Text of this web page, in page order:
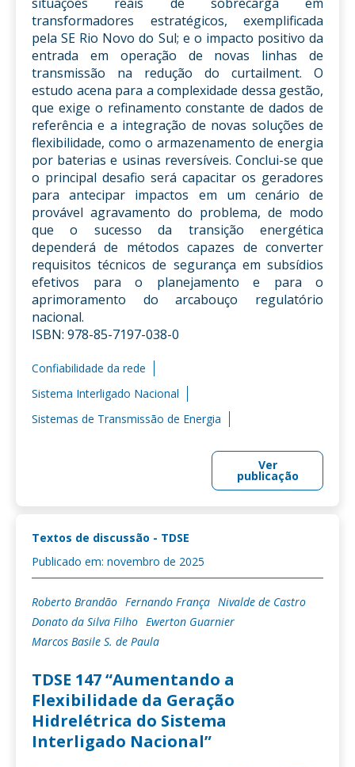
transformadores estratégicos, exemplificada
pela SE Rio Novo do Sul; e o impacto positivo da
entrada em operação de novas linhas de
transmissão na redução do curtailment. O
estudo acena para a complexidade dessa gestão,
que exige o refinamento constante de dados de
referência e a integração de novas soluções de
flexibilidade, como o armazenamento de energia
por baterias e usinas reversíveis. Conclui-se que
o principal desafio será capacitar os geradores
para antecipar impactos em um cenário de
provável agravamento do problema, de modo
que o sucesso da transição energética
dependerá de métodos capazes de converter
requisitos técnicos de segurança em subsídios
efetivos para o planejamento e para o
aprimoramento do arcabouço regulatório
nacional.
ISBN: 978-85-7197-038-0
Confiabilidade da rede
Sistema Interligado Nacional
Sistemas de Transmissão de Energia
Ver
publicação
Textos de discussão - TDSE
Publicado em: novembro de 2025
Roberto Brandão Fernando França Nivalde de Castro
Donato da Silva Filho Ewerton Guarnier
Marcos Basile S. de Paula
TDSE 147 “Aumentando a
Flexibilidade da Geração
Hidrelétrica do Sistema
Interligado Nacional”